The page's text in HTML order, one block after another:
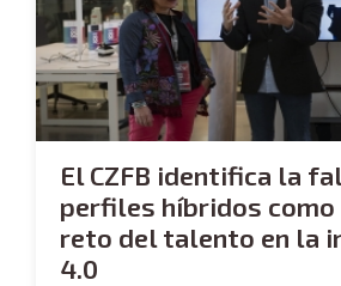
El CZFB identifica la
perfiles híbridos
reto del talento en la
4.0